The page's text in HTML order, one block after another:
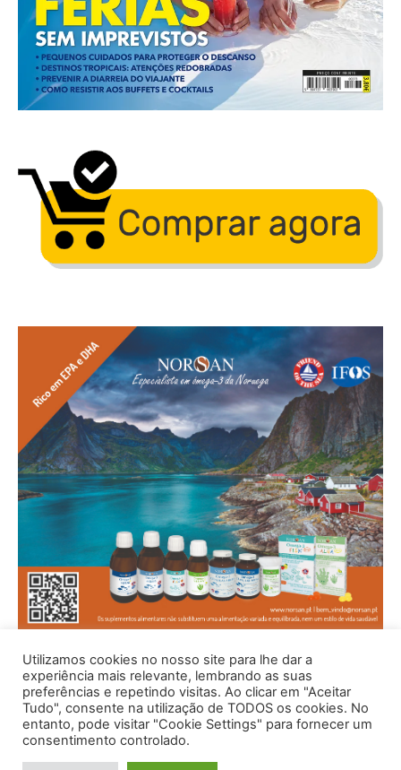
Utilizamos cookies no nosso site para lhe dar a
experiência mais relevante, lembrando as suas
preferências e repetindo visitas. Ao clicar em "Aceitar
Tudo", consente na utilização de TODOS os cookies. No
entanto, pode visitar "Cookie Settings" para fornecer um
consentimento controlado.